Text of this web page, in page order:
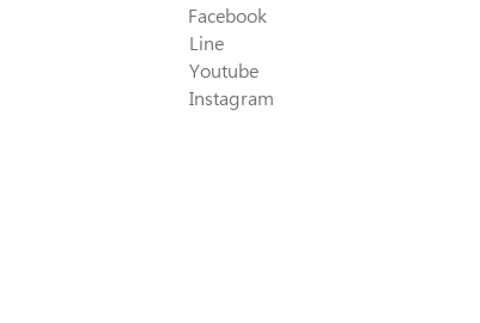
Facebook
Line
Youtube
Instagram